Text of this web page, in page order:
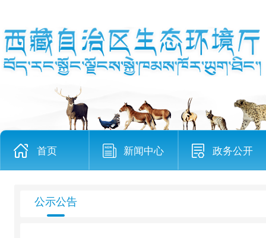
首页 新闻中心 政务公开
公示公告